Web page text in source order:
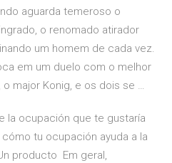
aguarda temeroso o
o renomado atirador
um homem de cada vez.
em um duelo com o melhor
major Konig, e os dois se …
la ocupación que te gustaría
tu ocupación ayuda a la
producto Em geral,